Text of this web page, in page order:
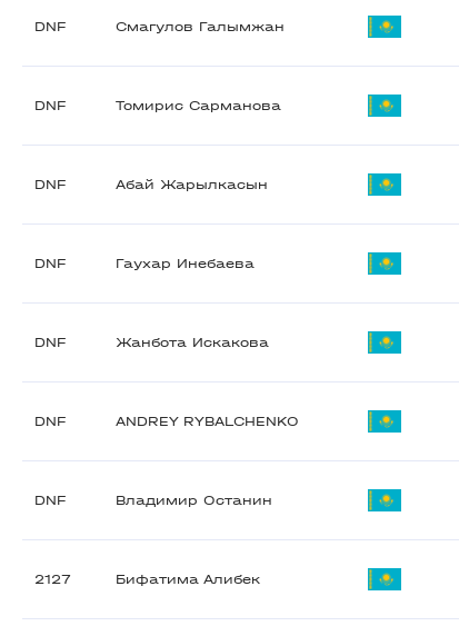
DNF Смагулов Галымжан
DNF Томирис Сарманова
DNF Абай Жарылкасын
DNF Гаухар Инебаева
DNF Жанбота Искакова
DNF ANDREY RYBALCHENKO
DNF Владимир Останин
2127 Бифатима Алибек